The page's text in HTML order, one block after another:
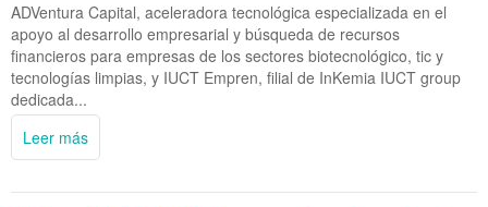
ADVentura Capital, aceleradora tecnológica especializada en el
apoyo al desarrollo empresarial y búsqueda de recursos
financieros para empresas de los sectores biotecnológico, tic y
tecnologías limpias, y IUCT Empren, filial de InKemia IUCT group
dedicada...
Leer más